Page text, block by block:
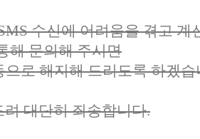
수신에 어려움을 겪고
해 문의해 주시면
으로 해지해 드리도록 하겠습
대단히 죄송합니다.